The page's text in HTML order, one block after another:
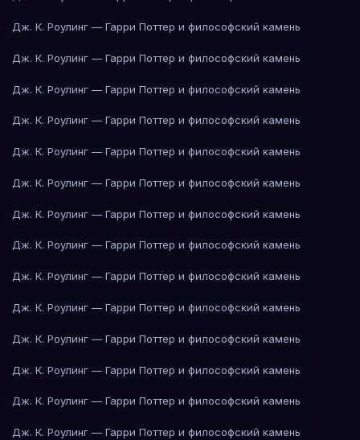
Дж. К. Роулинг — Гарри Поттер и философский камень
Дж. К. Роулинг — Гарри Поттер и философский камень
Дж. К. Роулинг — Гарри Поттер и философский камень
Дж. К. Роулинг — Гарри Поттер и философский камень
Дж. К. Роулинг — Гарри Поттер и философский камень
Дж. К. Роулинг — Гарри Поттер и философский камень
Дж. К. Роулинг — Гарри Поттер и философский камень
Дж. К. Роулинг — Гарри Поттер и философский камень
Дж. К. Роулинг — Гарри Поттер и философский камень
Дж. К. Роулинг — Гарри Поттер и философский камень
Дж. К. Роулинг — Гарри Поттер и философский камень
Дж. К. Роулинг — Гарри Поттер и философский камень
Дж. К. Роулинг — Гарри Поттер и философский камень
Дж. К. Роулинг — Гарри Поттер и философский камень